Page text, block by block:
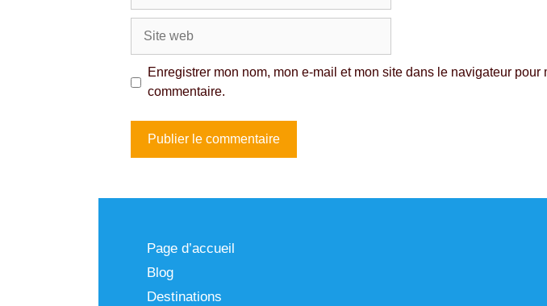
Enregistrer mon nom, mon e-mail et mon site dans le navigateur pour
commentaire.
Page d’accueil
Blog
Destinations